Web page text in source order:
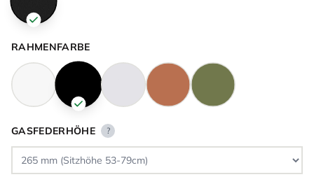
RAHMENFARBE
GASFEDERHÖHE ?